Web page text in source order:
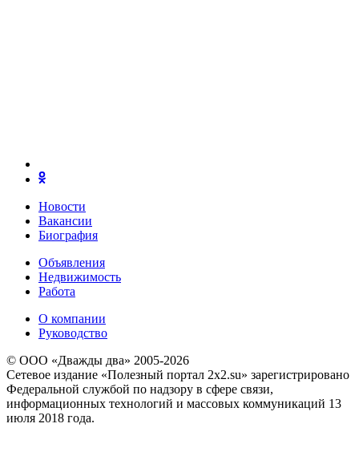
Новости
Вакансии
Биография
Объявления
Недвижимость
Работа
О компании
Руководство
© ООО «Дважды два» 2005-2026
Сетевое издание «Полезный портал 2x2.su» зарегистрировано
Федеральной службой по надзору в сфере связи,
информационных технологий и массовых коммуникаций 13
июля 2018 года.